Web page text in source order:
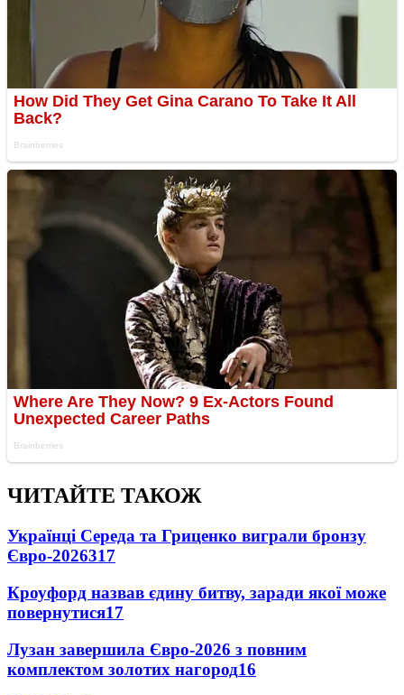
ЧИТАЙТЕ ТАКОЖ
Українці Середа та Гриценко виграли бронзу
Євро-2026317
Кроуфорд назвав єдину битву, заради якої може
повернутися17
Лузан завершила Євро-2026 з повним
комплектом золотих нагород16